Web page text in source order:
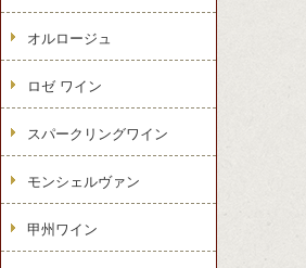
オルロージュ
ロゼ ワイン
スパークリングワイン
モンシェルヴァン
甲州ワイン